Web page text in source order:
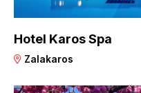
Hotel Karos Spa
Zalakaros